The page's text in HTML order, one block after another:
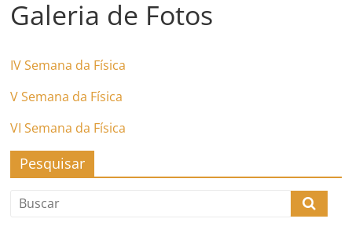
Galeria de Fotos
IV Semana da Física
V Semana da Física
VI Semana da Física
Pesquisar